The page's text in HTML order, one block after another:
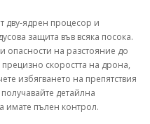
дву-ядрен процесор и
защита във всяка посока.
опасности на разстояние до
скоростта на дрона,
избягването на препятствия
детайлна
имате пълен контрол.